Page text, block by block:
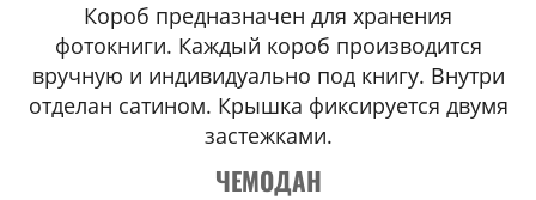
Короб предназначен для хранения
фотокниги. Каждый короб производится
вручную и индивидуально под книгу. Внутри
отделан сатином. Крышка фиксируется двумя
застежками.
ЧЕМОДАН